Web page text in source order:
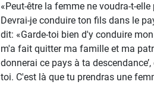
«Peut-être la femme ne voudra-t-
Devrai-je conduire ton fils dans le
dit: «Garde-toi bien d'y conduire
m'a fait quitter ma famille et ma
donnerai ce pays à ta
toi. C'est là que tu prendras une